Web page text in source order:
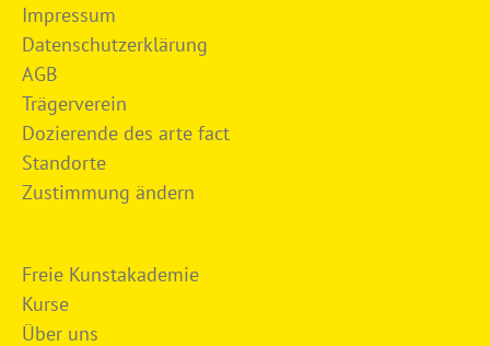
Impressum
Datenschutzerklärung
AGB
Trägerverein
Dozierende des arte fact
Standorte
Zustimmung ändern
Freie Kunstakademie
Kurse
Über uns